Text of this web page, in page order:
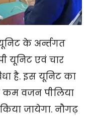
के अर्न्तगत
यूनिट एवं चार
है. इस यूनिट का
कम वजन पीलिया
जायेगा. नौगढ़